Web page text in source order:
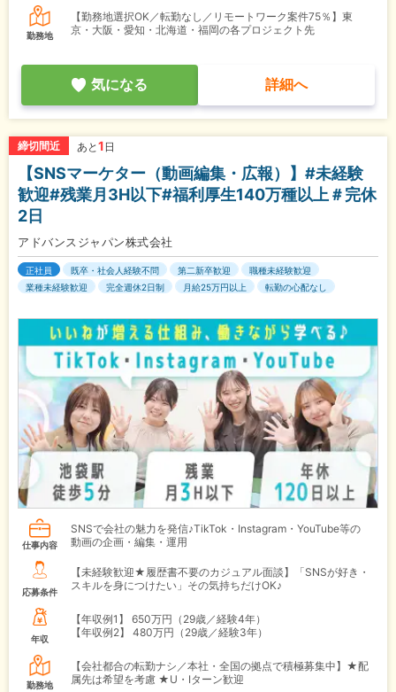
勤務地
【勤務地選択OK／転勤なし／リモートワーク案件75％】東
京・大阪・愛知・北海道・福岡の各プロジェクト先
気になる 詳細へ
締切間近 あと 1 日
【SNSマーケター（動画編集・広報）】#未経験
歓迎#残業月3H以下#福利厚生140万種以上＃完休
2日
アドバンスジャパン株式会社
正社員 既卒・社会人経験不問 第二新卒歓迎
職種未経験歓迎
業種未経験歓迎
完全週休2日制 月給25万円以上 転勤の心配なし
仕事内容
SNSで会社の魅力を発信♪TikTok・Instagram・YouTube等の
動画の企画・編集・運用
応募条件
【未経験歓迎★履歴書不要のカジュアル面談】「SNSが好き・
スキルを身につけたい」その気持ちだけOK♪
年収
【年収例1】
650万円（29歳／経験4年）
【年収例2】
480万円（29歳／経験3年）
勤務地
【会社都合の転勤ナシ／本社・全国の拠点で積極募集中】★配
属先は希望を考慮 ★U・Iターン歓迎